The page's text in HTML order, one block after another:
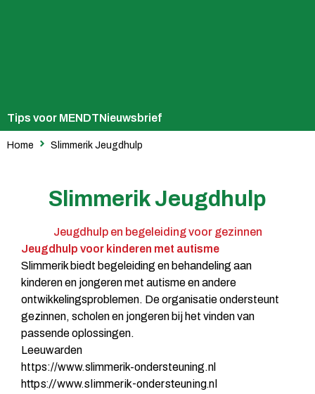
Tips voor MENDTNieuwsbrief
Home Slimmerik Jeugdhulp
Slimmerik Jeugdhulp
Jeugdhulp en begeleiding voor gezinnen
Jeugdhulp voor kinderen met autisme
Slimmerik biedt begeleiding en behandeling aan
kinderen en jongeren met autisme en andere
ontwikkelingsproblemen. De organisatie ondersteunt
gezinnen, scholen en jongeren bij het vinden van
passende oplossingen.
Leeuwarden
https://www.slimmerik-ondersteuning.nl
https://www.slimmerik-ondersteuning.nl